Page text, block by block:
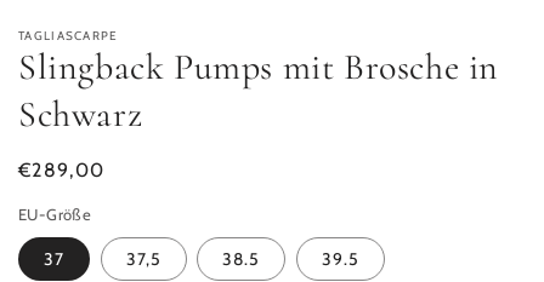
TAGLIASCARPE
Slingback Pumps mit Brosche in
Schwarz
Normaler Preis
€289,00
EU-Größe
37 37,5 38.5 39.5